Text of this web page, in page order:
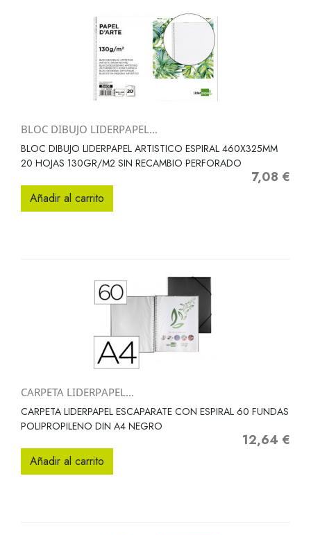
BLOC DIBUJO LIDERPAPEL...
BLOC DIBUJO LIDERPAPEL ARTISTICO ESPIRAL 460X325MM
20 HOJAS 130GR/M2 SIN RECAMBIO PERFORADO
Precio
7,08 €
Añadir al carrito
CARPETA LIDERPAPEL...
CARPETA LIDERPAPEL ESCAPARATE CON ESPIRAL 60 FUNDAS
POLIPROPILENO DIN A4 NEGRO
Precio
12,64 €
Añadir al carrito